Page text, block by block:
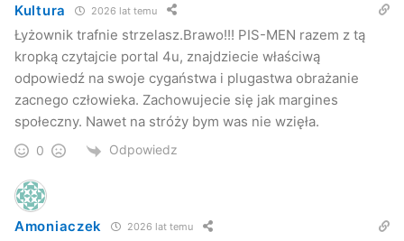
Kultura 2026 lat temu
Łyżownik trafnie strzelasz.Brawo!!! PIS-MEN razem z tą
kropką czytajcie portal 4u, znajdziecie właściwą
odpowiedź na swoje cygaństwa i plugastwa obrażanie
zacnego człowieka. Zachowujecie się jak margines
społeczny. Nawet na stróży bym was nie wzięła.
0 Odpowiedz
Amoniaczek 2026 lat temu